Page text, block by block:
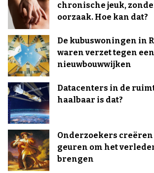
chronische jeuk,
oorzaak. Hoe kan dat?
De kubuswoningen in
waren verzet tegen
nieuwbouwwijken
Datacenters in de
haalbaar is dat?
Onderzoekers
geuren om het
brengen